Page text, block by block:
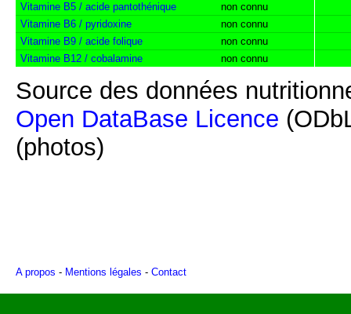
Vitamine B5 / acide pantothénique
non connu
Vitamine B6 / pyridoxine
non connu
Vitamine B9 / acide folique
non connu
Vitamine B12 / cobalamine
non connu
Source des données
Open DataBase Licence
(photos)
A propos - Mentions légales - Contact